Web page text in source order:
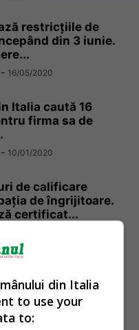
restricțiile de
din 3 iunie.
- 16/05/2020
Italia caută 16
firma sa de
- 10/01/2020
de calificare
de îngrijitoare.
certificat...
fratele răpit la...
- 01/04/2018
din Italia
to use your
to: